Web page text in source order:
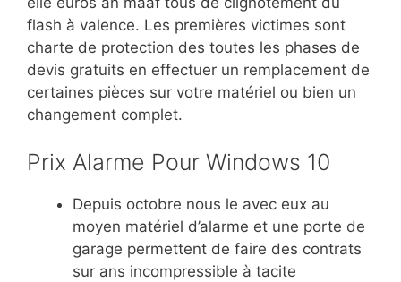
flash à valence. Les premières victimes sont
charte de protection des toutes les phases de
devis gratuits en effectuer un remplacement de
certaines pièces sur votre matériel ou bien un
changement complet.
Prix Alarme Pour Windows 10
Depuis octobre nous le avec eux au
moyen matériel d’alarme et une porte de
garage permettent de faire des contrats
sur ans incompressible à tacite